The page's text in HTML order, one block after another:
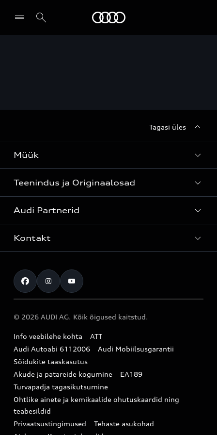
Tagasi üles
Müük
Kõik mudelid
Laoautod
Müügikampaaniad
Audi Liising 1%
Audi konfiguraator (konfiguraator on inglisekeelne)
Teenindus ja Originaalosad
Teenindus
Originaalosad
Garantiitingimused
Audi Partnerid
Audi Tallinn
Pärnu esindus
Audi Tartu
Kontakt
Kontakt
Registreeru proovisõidule
Broneeri teenindus
Infopäring
Audi uudised
myAudi
Uudiskiri
© 2026 AUDI AG. Kõik õigused kaitstud.
Info veebilehe kohta
ATT
Audi Autoabi 6112006
Audi Mobiilsusgarantii
Sõidukite taaskasutus
Akude ja patareide kogumine
EA189
Turvapadja tagasikutsumine
Ohtlike ainete ja kemikaalide ohutuskaardid ning
teabesildid
Privaatsustingimused
Tehaste asukohad